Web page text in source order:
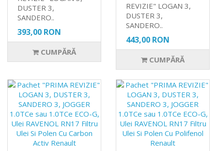
DUSTER 3,
SANDERO..
393,00 RON
CUMPĂRĂ
REVIZIE" LOGAN 3,
DUSTER 3,
SANDERO..
443,00 RON
CUMPĂRĂ